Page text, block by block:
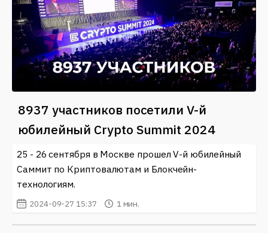
8937 участников посетили V-й
юбилейный Crypto Summit 2024
25 - 26 сентября в Москве прошел V-й юбилейный
Саммит по Криптовалютам и Блокчейн-
технологиям.
2024-09-27 15:37 1 мин.